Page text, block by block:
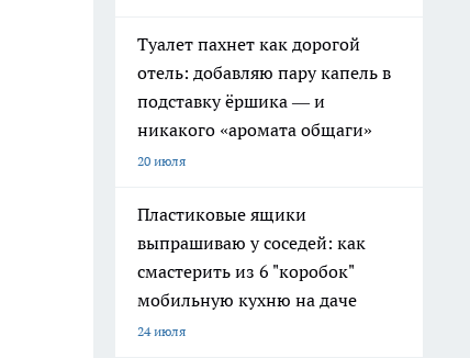
Туалет пахнет как дорогой
отель: добавляю пару капель в
подставку ёршика — и
никакого «аромата общаги»
20 июля
Пластиковые ящики
выпрашиваю у соседей: как
смастерить из 6 "коробок"
мобильную кухню на даче
24 июля